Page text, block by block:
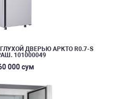
ДВЕРЬЮ АРКТО R0.7-S
101000049
000 сум